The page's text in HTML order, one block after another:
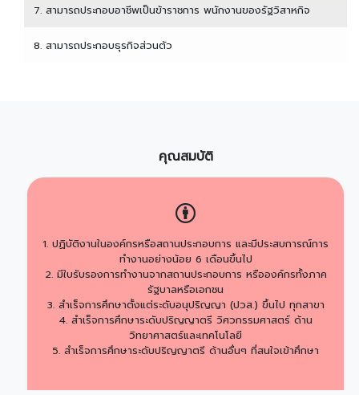
7. สามารถประกอบอาชีพเป็นข้าราชการ พนักงานของรัฐวิสาหกิจ
8. สามารถประกอบธุรกิจส่วนตัว
คุณสมบัติ
1. ปฏิบัติงานในองค์กรหรือสถานประกอบการ และมีประสบการณ์การ
ทำงานอย่างน้อย 6 เดือนขึ้นไป
2. มีใบรับรองการทำงานจากสถานประกอบการ หรือองค์กรทั้งภาค
รัฐบาลหรือเอกชน
3. สำเร็จการศึกษาตั้งแต่ระดับอนุปริญญา (ปวส.) ขึ้นไป ทุกสาขา
4. สำเร็จการศึกษาระดับปริญญาตรี วิศวกรรมศาสตร์ ด้าน
วิทยาศาสตร์และเทคโนโลยี
5. สำเร็จการศึกษาระดับปริญญาตรี ด้านอื่นๆ ที่สนใจเข้าศึกษา